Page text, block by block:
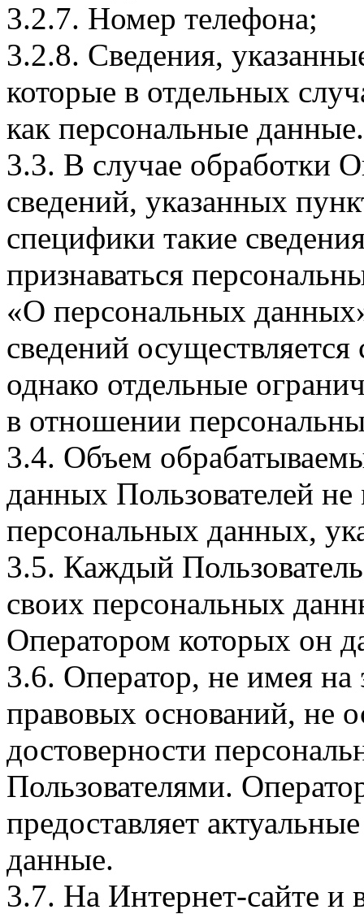
3.2.7. Номер телефона;
3.2.8. Сведения,
которые в отдельных
как персональные данные.
3.3. В случае обработки
сведений, указанных
специфики такие
признаваться
«О персональных
сведений
однако отдельные
в отношении
3.4. Объем
данных Пользователей
персональных данных,
3.5. Каждый
своих персональных
Оператором которых он
3.6. Оператор, не имея
правовых оснований, не
достоверности
Пользователями.
предоставляет
данные.
3.7. На Интернет-сайте